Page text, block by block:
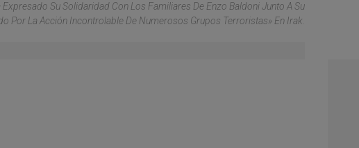
Su Solidaridad Con Los Familiares De Enzo Baldoni Junto A Su
Por La Acción Incontrolable De Numerosos Grupos Terroristas» En Irak.